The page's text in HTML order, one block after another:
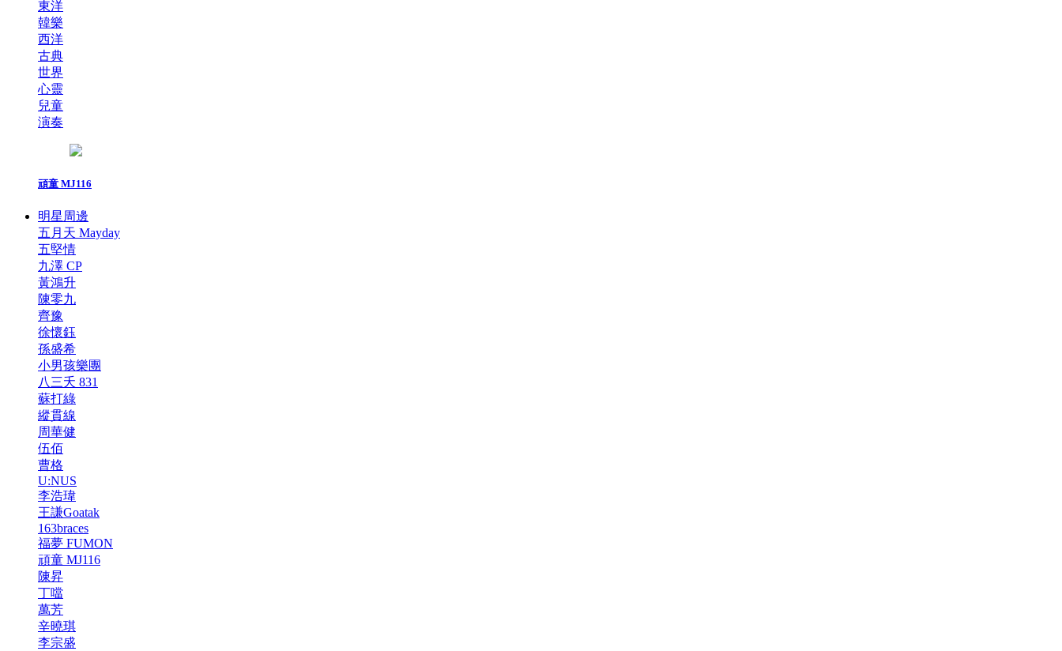
東洋
韓樂
西洋
古典
世界
心靈
兒童
演奏
頑童 MJ116
明星周邊
五月天 Mayday
五堅情
九澤 CP
黃鴻升
陳零九
齊豫
徐懷鈺
孫盛希
小男孩樂團
八三夭 831
蘇打綠
縱貫線
周華健
伍佰
曹格
U:NUS
李浩瑋
王謙Goatak
163braces
福夢 FUMON
頑童 MJ116
陳昇
丁噹
萬芳
辛曉琪
李宗盛